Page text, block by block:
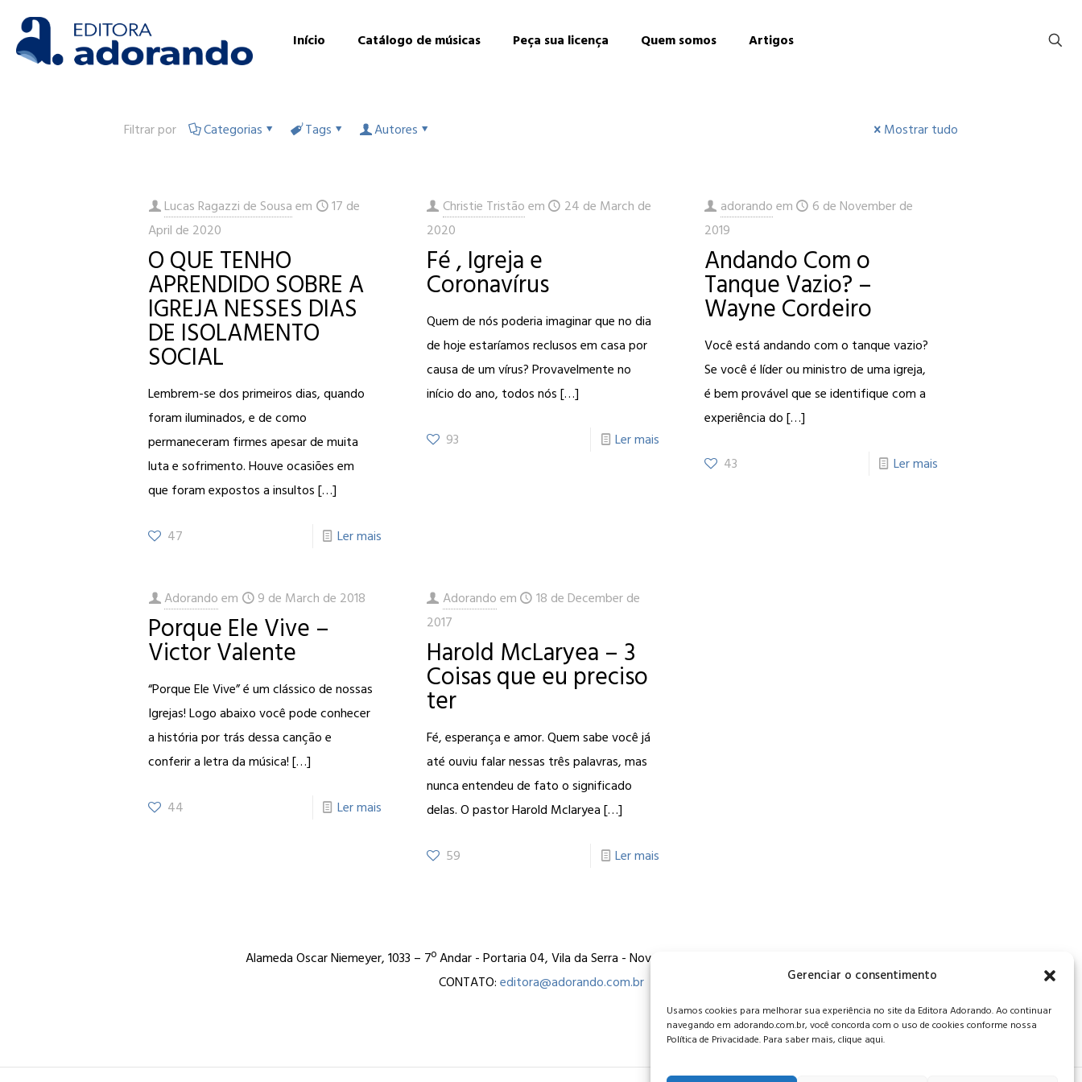
Gerenciar o consentimento
Usamos cookies para melhorar sua experiência no site da Editora Adorando. Ao continuar
navegando em adorando.com.br, você concorda com o uso de cookies conforme nossa
Política de Privacidade. Para saber mais, clique aqui.
Início Catálogo de músicas Peça sua licença Quem somos Artigos
Filtrar por Categorias Tags Autores Mostrar tudo
Lucas Ragazzi de Sousa em
17 de
April de 2020
O QUE TENHO
APRENDIDO SOBRE A
IGREJA NESSES DIAS
DE ISOLAMENTO
SOCIAL
Lembrem-se dos primeiros dias, quando
foram iluminados, e de como
permaneceram firmes apesar de muita
luta e sofrimento. Houve ocasiões em
que foram expostos a insultos[…]
47 Ler mais
Christie Tristãoem
24 de March de
2020
Fé , Igreja e
Coronavírus
Quem de nós poderia imaginar que no dia
de hoje estaríamos reclusos em casa por
causa de um vírus? Provavelmente no
início do ano, todos nós[…]
93 Ler mais
adorandoem
6 de November de
2019
Andando Com o
Tanque Vazio? –
Wayne Cordeiro
Você está andando com o tanque vazio?
Se você é líder ou ministro de uma igreja,
é bem provável que se identifique com a
experiência do[…]
43 Ler mais
Adorando em 9 de March de 2018
Porque Ele Vive –
Victor Valente
“Porque Ele Vive” é um clássico de nossas
Igrejas! Logo abaixo você pode conhecer
a história por trás dessa canção e
conferir a letra da música![…]
44 Ler mais
Adorandoem
18 de December de
2017
Harold McLaryea – 3
Coisas que eu preciso
ter
Fé, esperança e amor. Quem sabe você já
até ouviu falar nessas três palavras, mas
nunca entendeu de fato o significado
delas. O pastor Harold Mclaryea[…]
59 Ler mais
Alameda Oscar Niemeyer, 1033 – 7º Andar - Portaria 04, Vila da Serra - Nova Lima/MG, CEP: 34006-065 - MG
CONTATO:editora@adorando.com.br